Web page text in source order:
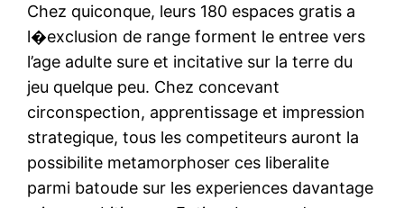
Chez quiconque, leurs 180 espaces gratis a
l�exclusion de range forment le entree vers
l’age adulte sure et incitative sur la terre du
jeu quelque peu. Chez concevant
circonspection, apprentissage et impression
strategique, tous les competiteurs auront la
possibilite metamorphoser ces liberalite
parmi batoude sur les experiences davantage